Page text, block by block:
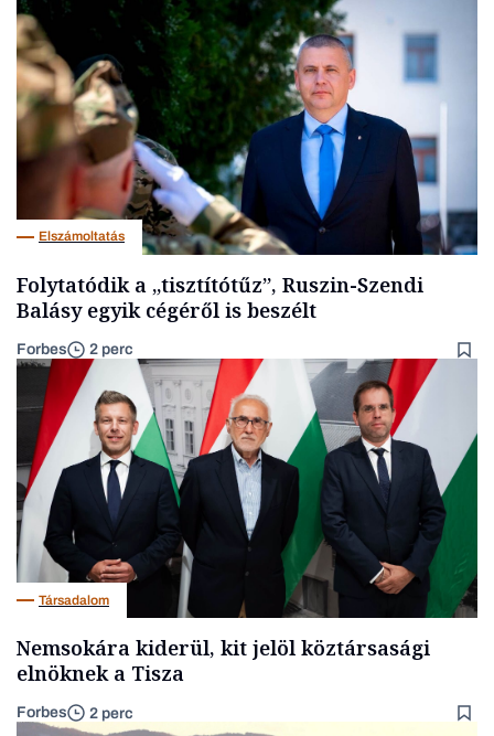
Elszámoltatás
Folytatódik a „tisztítótűz”, Ruszin-Szendi
Balásy egyik cégéről is beszélt
Forbes 2 perc
Társadalom
Nemsokára kiderül, kit jelöl köztársasági
elnöknek a Tisza
Forbes 2 perc